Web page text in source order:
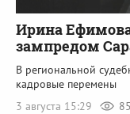
Ирина
зампредом
В региональной
кадровые перемены
3 августа 15:29